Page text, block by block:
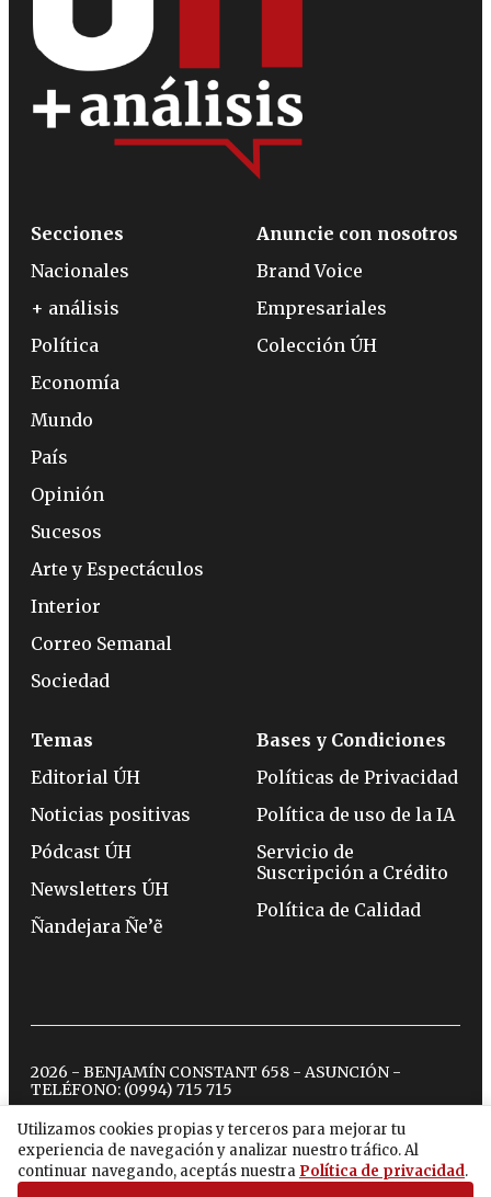
Utilizamos cookies propias y terceros para mejorar tu
experiencia de navegación y analizar nuestro tráfico. Al
continuar navegando, aceptás nuestra Política de privacidad.
Secciones
Nacionales
+ análisis
Política
Economía
Mundo
País
Opinión
Sucesos
Arte y Espectáculos
Interior
Correo Semanal
Sociedad
Anuncie con nosotros
Brand Voice
Empresariales
Colección ÚH
Temas
Editorial ÚH
Noticias positivas
Pódcast ÚH
Newsletters ÚH
Ñandejara Ñe’ẽ
Bases y Condiciones
Políticas de Privacidad
Política de uso de la IA
Servicio de
Suscripción a Crédito
Política de Calidad
2026 - BENJAMÍN CONSTANT 658 - ASUNCIÓN -
TELÉFONO: (0994) 715 715
twitterinstagram
facebook
tiktokyoutubespotify